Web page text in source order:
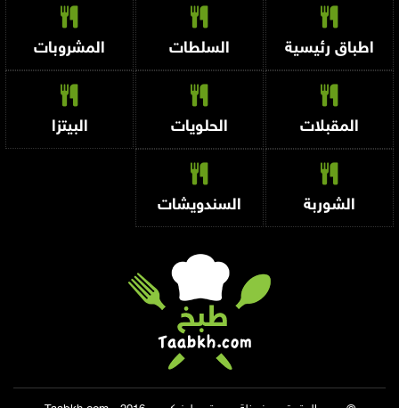
اطباق رئيسية السلطات المشروبات
المقبلات الحلويات البيتزا
الشوربة السندويشات